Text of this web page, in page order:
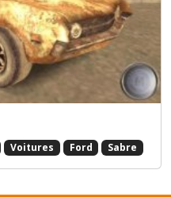
Voitures Ford Sabre